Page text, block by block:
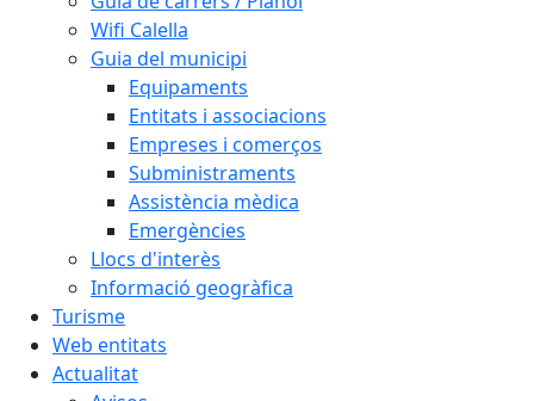
Wifi Calella
Guia del municipi
Equipaments
Entitats i associacions
Empreses i comerços
Subministraments
Assistència mèdica
Emergències
Llocs d'interès
Informació geogràfica
Turisme
Web entitats
Actualitat